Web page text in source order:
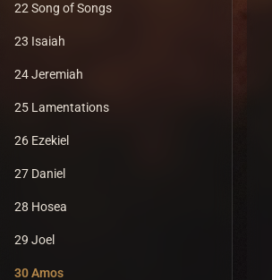
22 Song of Songs
23 Isaiah
24 Jeremiah
25 Lamentations
26 Ezekiel
27 Daniel
28 Hosea
29 Joel
30 Amos